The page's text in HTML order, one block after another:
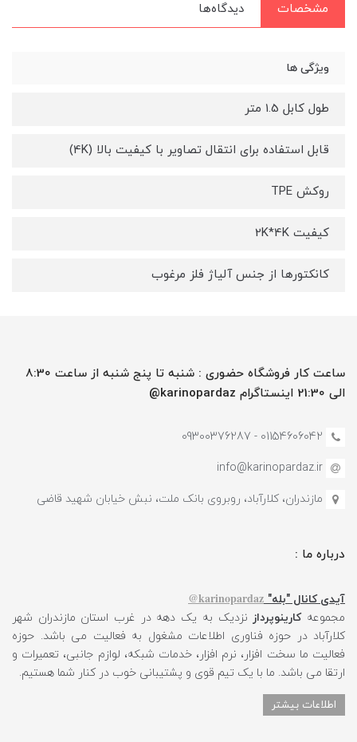
مشخصات دیدگاه‌ها
ویژگی ها
طول کابل 1.5 متر
قابل استفاده برای انتقال تصاویر با کیفیت بالا (4K)
روکش TPE
کیفیت 2K*4K
کانکتورها از جنس آلیاژ فلز مرغوب
ساعت کار فروشگاه حضوری : شنبه تا پنج شنبه از ساعت 8:30
الی 21:30 اینستاگرام karinopardaz@
01154606042 - 09300376287
info@karinopardaz.ir
مازندران، کلارآباد، روبروی بانک ملت، نبش خیابان شهید قاضی
درباره ما :
آیدی کانال "بله" karinopardaz@
مجموعهکارینوپرداز نزدیک به یک دهه در غرب استان مازندران شهر
کلارآباد در حوزه فناوری اطلاعات مشغول به فعالیت می باشد. حوزه
فعالیت ما سخت افزار، نرم افزار، خدمات شبکه، لوازم جانبی، تعمیرات و
ارتقا می باشد. ما با یک تیم قوی و پشتیبانی خوب در کنار شما هستیم.
اطلاعات بیشتر